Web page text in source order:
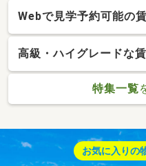
Webで見学予約可能の
高級・ハイグレードな
特集一覧
お気に入りの